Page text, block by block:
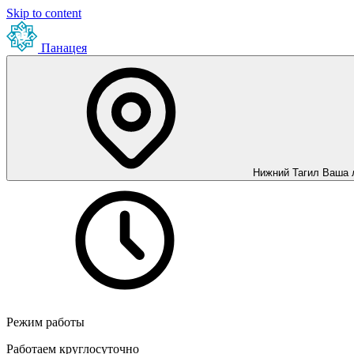
Skip to content
Панацея
Нижний Тагил Ваша
Режим работы
Работаем круглосуточно